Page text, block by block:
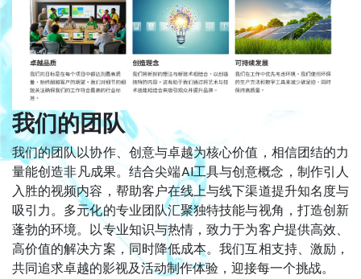
我们的团队
我们的团队以协作、创意与卓越为核心价值，相信团结的力
量能创造非凡成果。结合尖端AI工具与创意概念，制作引人
入胜的视频内容，帮助客户在线上与线下渠道提升知名度与
吸引力。多元化的专业团队汇聚独特技能与视角，打造创新
蓬勃的环境。以专业知识与热情，致力于为客户提供高效、
高价值的解决方案，同时降低成本。我们互相支持、激励，
共同追求卓越的影视及活动制作体验，迎接每一个挑战。